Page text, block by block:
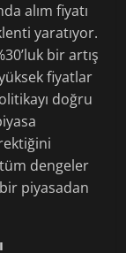
alım fiyatı
yaratıyor.
bir artış
fiyatlar
doğru
dengeler
piyasadan